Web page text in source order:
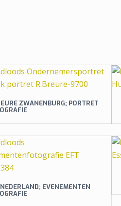
ZWANENBURG; PORTRET
EVENEMENTEN